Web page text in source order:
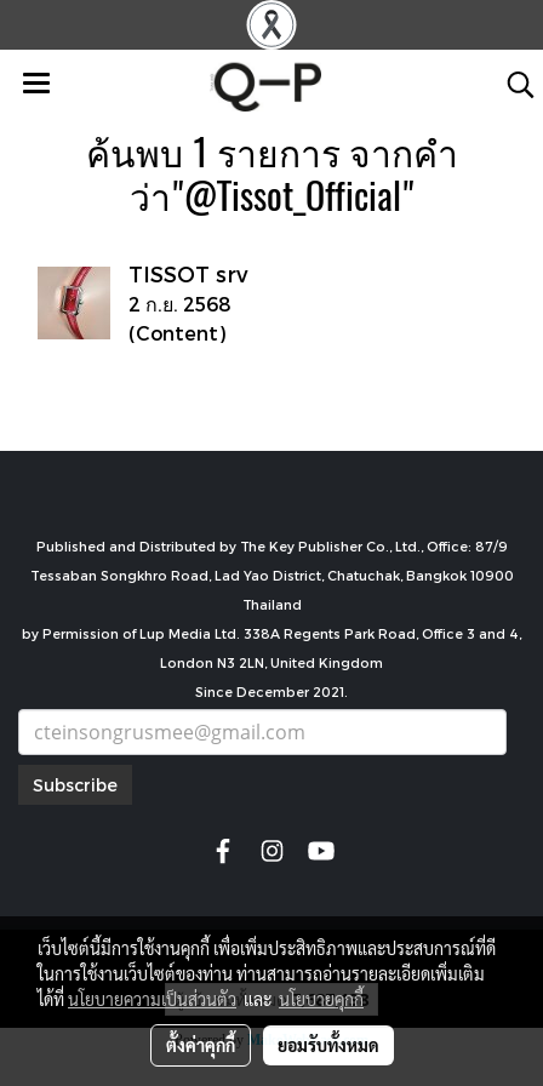
ค้นพบ 1 รายการ จากคำ
ว่า"@Tissot_Official"
TISSOT srv
2 ก.ย. 2568
(Content)
Published and Distributed by The Key Publisher Co., Ltd., Office: 87/9
Tessaban Songkhro Road, Lad Yao District, Chatuchak, Bangkok 10900
Thailand
by Permission of Lup Media Ltd. 338A Regents Park Road, Office 3 and 4,
London N3 2LN, United Kingdom
Since December 2021.
Subscribe
copyright by
ผู้เข้าชมทั้งหมด7,687,138
Powered by MakeWebEasy.com
เว็บไซต์นี้มีการใช้งานคุกกี้ เพื่อเพิ่มประสิทธิภาพและประสบการณ์ที่ดี
ในการใช้งานเว็บไซต์ของท่าน ท่านสามารถอ่านรายละเอียดเพิ่มเติม
ได้ที่นโยบายความเป็นส่วนตัวและนโยบายคุกกี้
ตั้งค่าคุกกี้ ยอมรับทั้งหมด